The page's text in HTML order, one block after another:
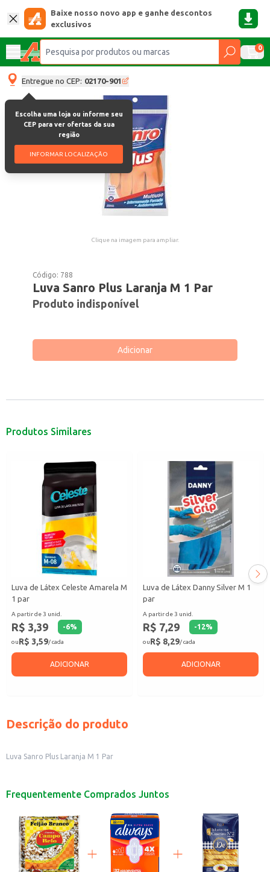
Baixe nosso novo app e ganhe descontos
exclusivos
0
Entregue no CEP: 02170-901
Escolha uma loja ou informe seu
CEP para ver ofertas da sua
região
INFORMAR LOCALIZAÇÃO
Clique na imagem para ampliar.
Código: 788
Luva Sanro Plus Laranja M 1 Par
Produto indisponível
Adicionar
Produtos Similares
Luva de Látex Celeste Amarela M
1 par
A partir de 3 unid.
R$ 3,39 -6%
ouR$ 3,59/ cada
ADICIONAR
Luva de Látex Danny Silver M 1
par
A partir de 3 unid.
R$ 7,29 -12%
ouR$ 8,29/ cada
ADICIONAR
Descrição do produto
Luva Sanro Plus Laranja M 1 Par
Frequentemente Comprados Juntos